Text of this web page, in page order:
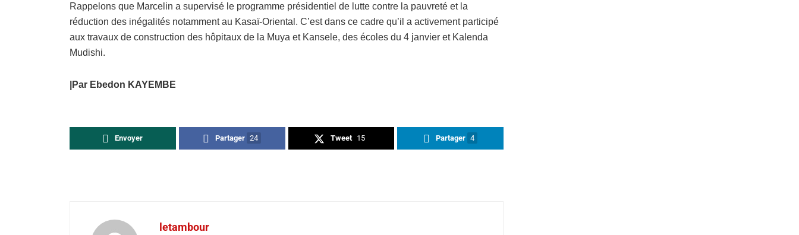
Rappelons que Marcelin a supervisé le programme présidentiel de lutte contre la pauvreté et la
réduction des inégalités notamment au Kasaï-Oriental. C’est dans ce cadre qu’il a activement participé
aux travaux de construction des hôpitaux de la Muya et Kansele, des écoles du 4 janvier et Kalenda
Mudishi.
|Par Ebedon KAYEMBE
Envoyer Partager 24 Tweet 15 Partager 4
letambour